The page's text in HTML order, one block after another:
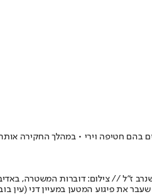
בהם חטיפה וירי • במהלך החקירה
ז"ל // צילום: דוברות המשטרה,
את פיגוע המטען במעיין דני (עין